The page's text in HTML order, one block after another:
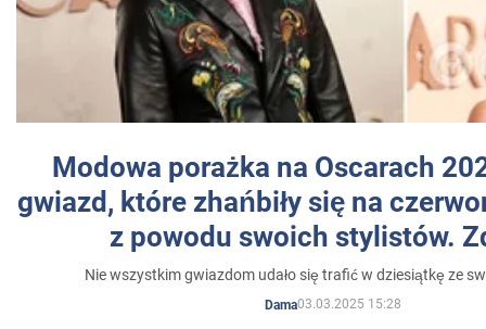
Modowa porażka na Oscarach
gwiazd, które zhańbiły się na
z powodu swoich stylistów.
Nie wszystkim gwiazdom udało się trafić w dziesiątkę ze
Dama03.03.2025 15:28